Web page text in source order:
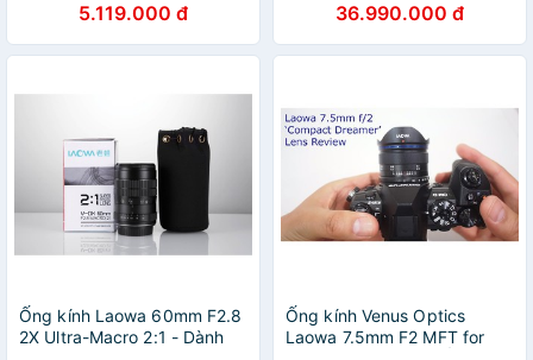
Sony E, Canon EOS M, Leica
L và M4/3
5.119.000 đ
EF/RF - Nikon F/Z - Pentax K
- Leica L - Arri PL
36.990.000 đ
Ống kính Laowa 60mm F2.8
2X Ultra-Macro 2:1 - Dành
Ống kính Venus Optics
Laowa 7.5mm F2 MFT for